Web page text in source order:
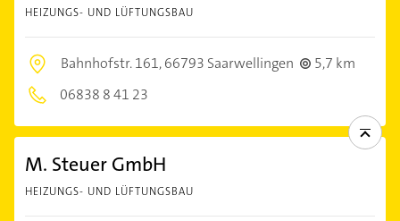
HEIZUNGS- UND LÜFTUNGSBAU
Bahnhofstr. 161,66793 Saarwellingen
5,7 km
06838 8 41 23
M. Steuer GmbH
HEIZUNGS- UND LÜFTUNGSBAU